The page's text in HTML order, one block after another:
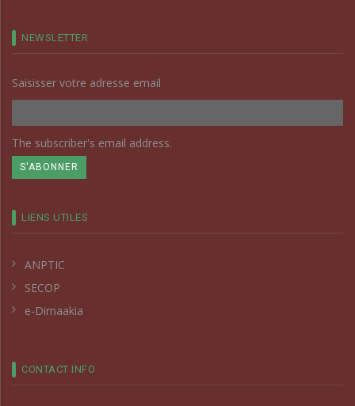
NEWSLETTER
Saisisser votre adresse email
The subscriber's email address.
LIENS UTILES
ANPTIC
SECOP
e-Dimaakia
CONTACT INFO